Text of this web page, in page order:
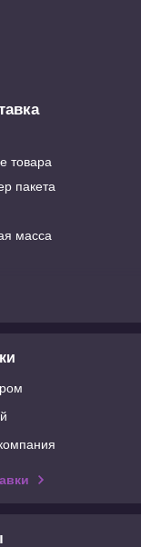
товара
пакета
масса